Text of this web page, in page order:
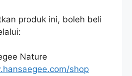
produk ini, boleh beli
Nature
shop